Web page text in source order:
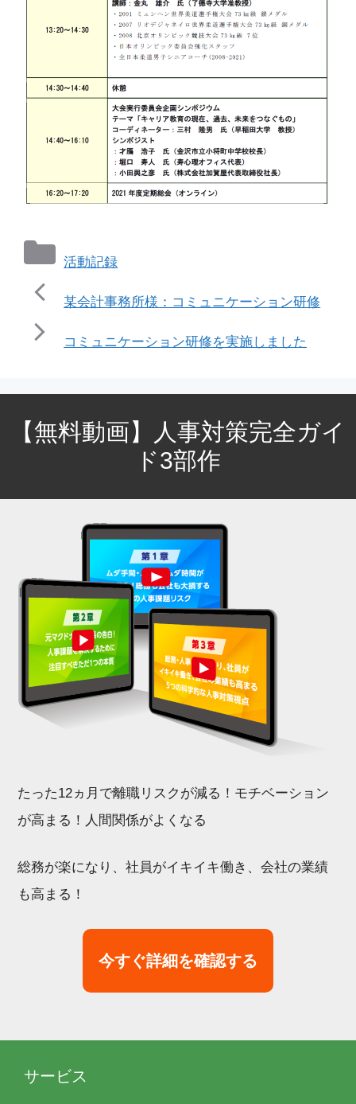
テ
リ
活動記録
某会計事務所様：コミュニケーション研修
コミュニケーション研修を実施しました
【無料動画】人事対策完全ガイ
ド3部作
たった12ヵ月で離職リスクが減る！モチベーション
が高まる！人間関係がよくなる
総務が楽になり、社員がイキイキ働き、会社の業績
も高まる！
今すぐ詳細を確認する
サービス